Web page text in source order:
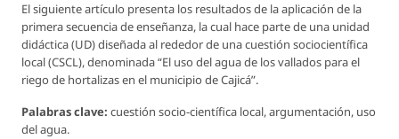
El siguiente artículo presenta los resultados de la aplicación de la
primera secuencia de enseñanza, la cual hace parte de una unidad
didáctica (UD) diseñada al rededor de una cuestión sociocientífica
local (CSCL), denominada “El uso del agua de los vallados para el
riego de hortalizas en el municipio de Cajicá”.
Palabras clave: cuestión socio-científica local, argumentación, uso
del agua.